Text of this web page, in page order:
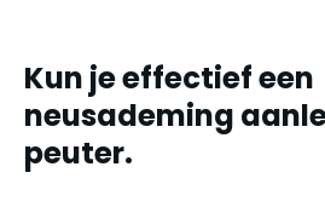
Kun je effectief een
neusademing
peuter.